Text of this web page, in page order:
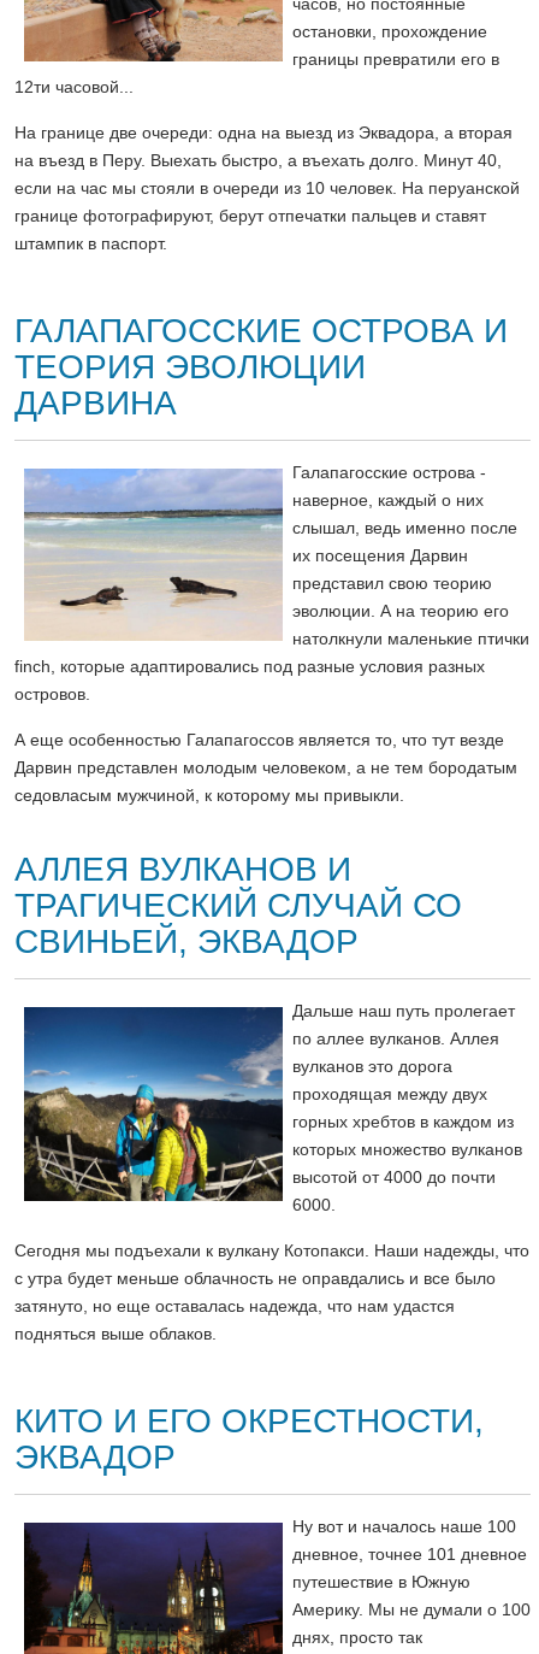
остановки, прохождение
границы превратили его в
12ти часовой...
На границе две очереди: одна на выезд из Эквадора, а вторая
на въезд в Перу. Выехать быстро, а въехать долго. Минут 40,
если на час мы стояли в очереди из 10 человек. На перуанской
границе фотографируют, берут отпечатки пальцев и ставят
штампик в паспорт.
ГАЛАПАГОССКИЕ ОСТРОВА И
ТЕОРИЯ ЭВОЛЮЦИИ
ДАРВИНА
Галапагосские острова -
наверное, каждый о них
слышал, ведь именно после
их посещения Дарвин
представил свою теорию
эволюции. А на теорию его
натолкнули маленькие птички
finch, которые адаптировались под разные условия разных
островов.
А еще особенностью Галапагоссов является то, что тут везде
Дарвин представлен молодым человеком, а не тем бородатым
седовласым мужчиной, к которому мы привыкли.
АЛЛЕЯ ВУЛКАНОВ И
ТРАГИЧЕСКИЙ СЛУЧАЙ СО
СВИНЬЕЙ, ЭКВАДОР
Дальше наш путь пролегает
по аллее вулканов. Аллея
вулканов это дорога
проходящая между двух
горных хребтов в каждом из
которых множество вулканов
высотой от 4000 до почти
6000.
Сегодня мы подъехали к вулкану Котопакси. Наши надежды, что
с утра будет меньше облачность не оправдались и все было
затянуто, но еще оставалась надежда, что нам удастся
подняться выше облаков.
КИТО И ЕГО ОКРЕСТНОСТИ,
ЭКВАДОР
Ну вот и началось наше 100
дневное, точнее 101 дневное
путешествие в Южную
Америку. Мы не думали о 100
днях, просто так